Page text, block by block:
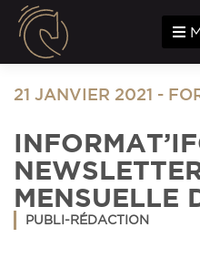
21 JANVIER 2021 -
MENSUELLE
PUBLI-RÉDACTION
Panneau de gestion des